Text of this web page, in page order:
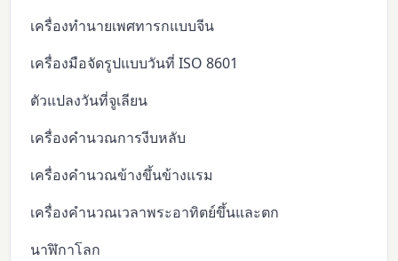
เครื่องทำนายเพศทารกแบบจีน
เครื่องมือจัดรูปแบบวันที่ ISO 8601
ตัวแปลงวันที่จูเลียน
เครื่องคำนวณการงีบหลับ
เครื่องคำนวณข้างขึ้นข้างแรม
เครื่องคำนวณเวลาพระอาทิตย์ขึ้นและตก
นาฬิกาโลก